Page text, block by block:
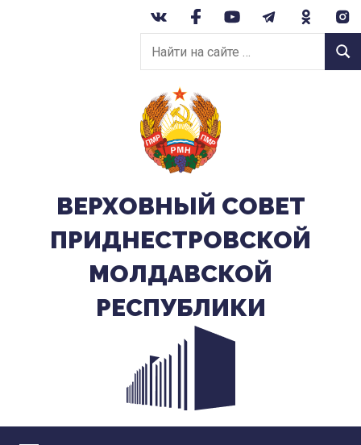
Найти
на
сайте:
ВЕРХОВНЫЙ CОВЕТ
ПРИДНЕСТРОВСКОЙ
МОЛДАВСКОЙ
РЕСПУБЛИКИ